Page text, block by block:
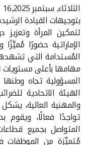
الثلاثاء, سبتمبر 16,2025
بتوجيهات القيادة
لتمكين المرأة
الإماراتية حضورًا
المُستدامة التي
مهامها بأعلى مستويات
المسؤولية تجاه
الهيئة الاتحادية
والمهنية العالية،
تواجدًا فعالًا،
المتواصل بجميع
مُتميِّزة من الموظفات